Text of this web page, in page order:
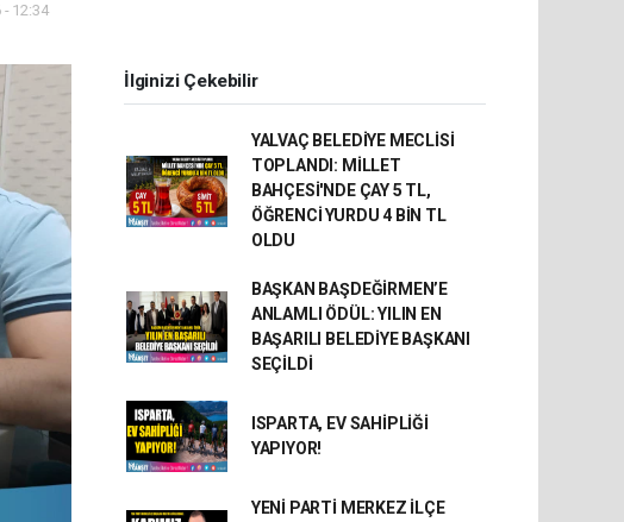
- 12:34
İlginizi Çekebilir
YALVAÇ BELEDİYE MECLİSİ
TOPLANDI: MİLLET
BAHÇESİ'NDE ÇAY 5 TL,
ÖĞRENCİ YURDU 4 BİN TL
OLDU
BAŞKAN BAŞDEĞİRMEN’E
ANLAMLI ÖDÜL: YILIN EN
BAŞARILI BELEDİYE BAŞKANI
SEÇİLDİ
ISPARTA, EV SAHİPLİĞİ
YAPIYOR!
YENİ PARTİ MERKEZ İLÇE